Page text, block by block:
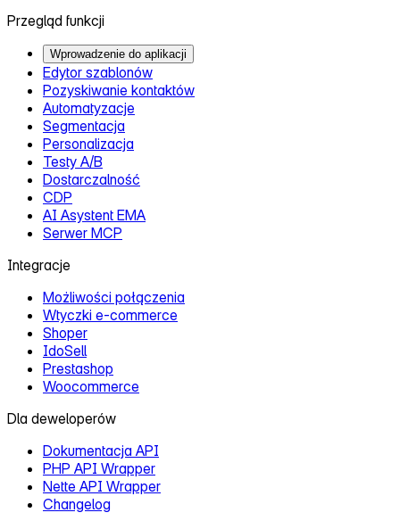
Przegląd funkcji
Wprowadzenie do aplikacji
Edytor szablonów
Pozyskiwanie kontaktów
Automatyzacje
Segmentacja
Personalizacja
Testy A/B
Dostarczalność
CDP
AI Asystent EMA
Serwer MCP
Integracje
Możliwości połączenia
Wtyczki e‑commerce
Shoper
IdoSell
Prestashop
Woocommerce
Dla deweloperów
Dokumentacja API
PHP API Wrapper
Nette API Wrapper
Changelog